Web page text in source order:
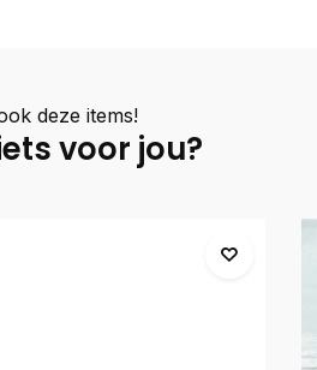
deze items!
voor jou?